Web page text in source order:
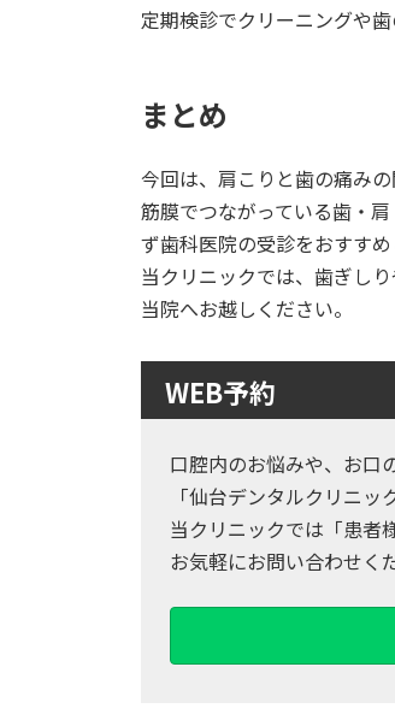
定期検診でクリーニングや
まとめ
今回は、肩こりと歯の痛み
筋膜でつながっている歯・
ず歯科医院の受診をおすすめ
当クリニックでは、歯ぎし
当院へお越しください。
WEB予約
口腔内のお悩みや、お口
「仙台デンタルクリニッ
当クリニックでは「患者
お気軽にお問い合わせく